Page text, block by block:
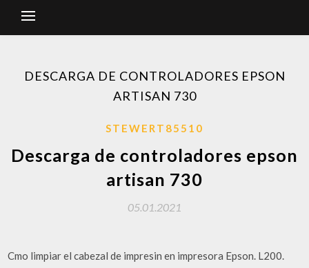
DESCARGA DE CONTROLADORES EPSON
ARTISAN 730
STEWERT85510
Descarga de controladores epson
artisan 730
05.01.2021
Cmo limpiar el cabezal de impresin en impresora Epson. L200.